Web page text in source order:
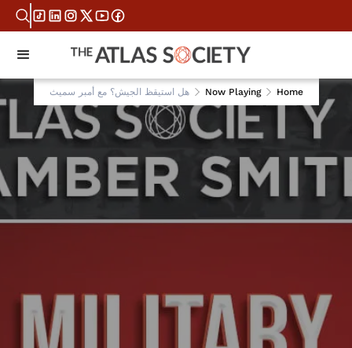
Home
Now Playing هل استيقظ الجيش؟ مع أمبر سميث